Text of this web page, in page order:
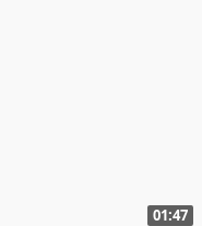
01:47